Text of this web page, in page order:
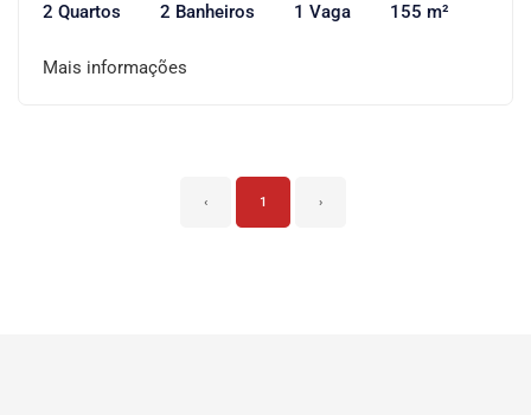
2 Quartos 2 Banheiros 1 Vaga 155 m²
Mais informações
‹ 1 ›